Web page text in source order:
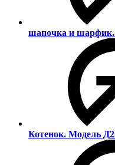
шапочка и
Котенок. Модель